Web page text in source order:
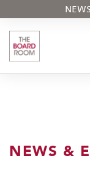
NEWS &